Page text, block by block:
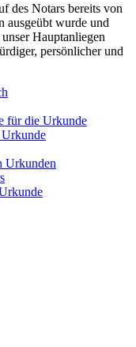
des Notars bereits von
ausgeübt wurde und
Hauptanliegen
persönlicher und
für die Urkunde
Urkunden